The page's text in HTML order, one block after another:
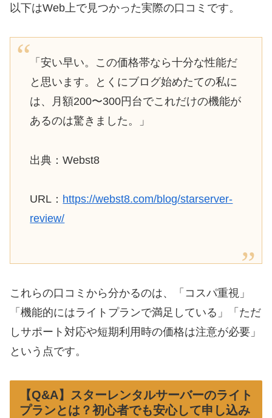
以下はWeb上で見つかった実際の口コミです。
「安い早い。この価格帯なら十分な性能だ
と思います。とくにブログ始めたての私に
は、月額200〜300円台でこれだけの機能が
あるのは驚きました。」
出典：Webst8
URL： https://webst8.com/blog/starserver-
review/
これらの口コミから分かるのは、「コスパ重視」
「機能的にはライトプランで満足している」「ただ
しサポート対応や短期利用時の価格は注意が必要」
という点です。
【Q&A】スターレンタルサーバーのライト
プランとは？初心者でも安心して申し込み